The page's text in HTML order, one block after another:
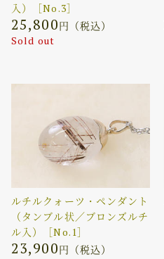
入）［No.3］
25,800円（税込）
Sold out
ルチルクォーツ・ペンダント
（タンブル状／ブロンズルチ
ル入）［No.1］
23,900円（税込）